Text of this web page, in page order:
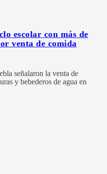
escolar con más de
venta de comida
señalaron la venta de
y bebederos de agua en